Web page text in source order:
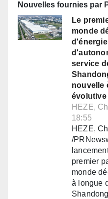
Nouvelles fournies par
Le
monde
service
nouvelle
évolutive
HEZE,
18:55
HEZE,
/
premier
monde
à longue